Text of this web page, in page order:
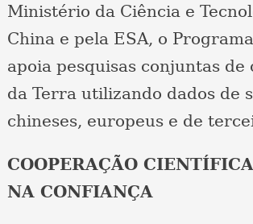
Ministério da Ciência e
China e pela ESA, o
apoia pesquisas conjuntas de
da Terra utilizando dados de
chineses, europeus e de
COOPERAÇÃO
NA CONFIANÇA